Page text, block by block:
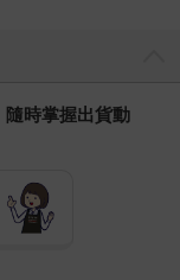
時掌握出貨動